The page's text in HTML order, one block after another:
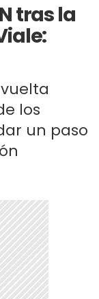
tras la
los
un paso